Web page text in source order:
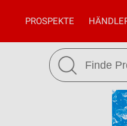
PROSPEKTE